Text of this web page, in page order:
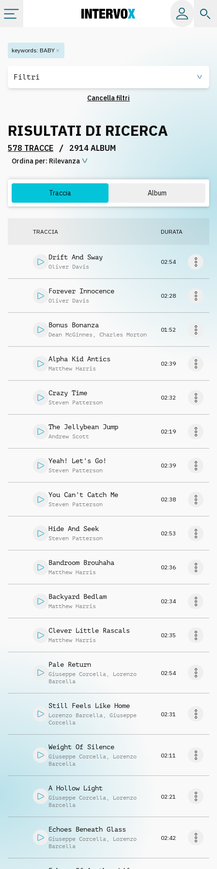
Categorie
Playlist
Licenze
keywords: BABY
Filtri
Cancella filtri
RISULTATI DI RICERCA
578 TRACCE / 2914 ALBUM
Ordina per: Rilevanza
Traccia Album
TRACCIA DURATA
Drift And Sway
Oliver Davis
02:54
Forever Innocence
Oliver Davis
02:28
Bonus Bonanza
Dean McGinnes , Charles Morton
01:52
Alpha Kid Antics
Matthew Harris
02:39
Crazy Time
Steven Patterson
02:32
The Jellybean Jump
Andrew Scott
02:19
Yeah! Let's Go!
Steven Patterson
02:39
You Can't Catch Me
Steven Patterson
02:38
Hide And Seek
Steven Patterson
02:53
Bandroom Brouhaha
Matthew Harris
02:36
Backyard Bedlam
Matthew Harris
02:34
Clever Little Rascals
Matthew Harris
02:35
Pale Return
Giuseppe Corcella , Lorenzo
Barcella
02:54
Still Feels Like Home
Lorenzo Barcella , Giuseppe
Corcella
02:31
Weight Of Silence
Giuseppe Corcella , Lorenzo
Barcella
02:11
A Hollow Light
Giuseppe Corcella , Lorenzo
Barcella
02:21
Echoes Beneath Glass
Giuseppe Corcella , Lorenzo
Barcella
02:42